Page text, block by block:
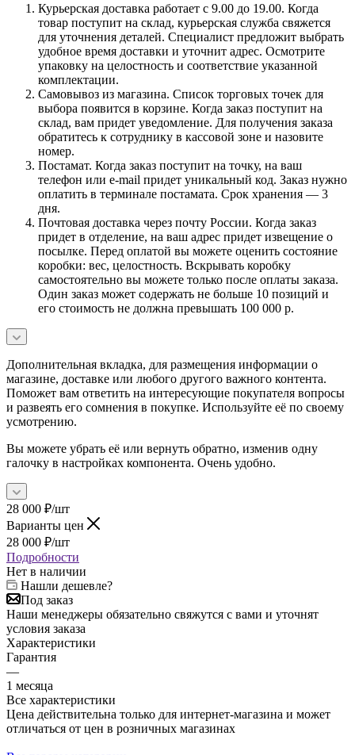
Курьерская доставка работает с 9.00 до 19.00. Когда
товар поступит на склад, курьерская служба свяжется
для уточнения деталей. Специалист предложит выбрать
удобное время доставки и уточнит адрес. Осмотрите
упаковку на целостность и соответствие указанной
комплектации.
Самовывоз из магазина. Список торговых точек для
выбора появится в корзине. Когда заказ поступит на
склад, вам придет уведомление. Для получения заказа
обратитесь к сотруднику в кассовой зоне и назовите
номер.
Постамат. Когда заказ поступит на точку, на ваш
телефон или e-mail придет уникальный код. Заказ нужно
оплатить в терминале постамата. Срок хранения — 3
дня.
Почтовая доставка через почту России. Когда заказ
придет в отделение, на ваш адрес придет извещение о
посылке. Перед оплатой вы можете оценить состояние
коробки: вес, целостность. Вскрывать коробку
самостоятельно вы можете только после оплаты заказа.
Один заказ может содержать не больше 10 позиций и
его стоимость не должна превышать 100 000 р.
Дополнительная вкладка, для размещения информации о
магазине, доставке или любого другого важного контента.
Поможет вам ответить на интересующие покупателя вопросы
и развеять его сомнения в покупке. Используйте её по своему
усмотрению.
Вы можете убрать её или вернуть обратно, изменив одну
галочку в настройках компонента. Очень удобно.
28 000 ₽/шт
Варианты цен
28 000 ₽/шт
Подробности
Нет в наличии
Нашли дешевле?
Под заказ
Наши менеджеры обязательно свяжутся с вами и уточнят
условия заказа
Характеристики
Гарантия
—
1 месяца
Все характеристики
Цена действительна только для интернет-магазина и может
отличаться от цен в розничных магазинах